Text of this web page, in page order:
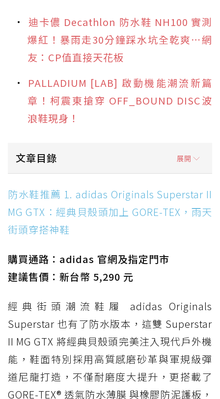
迪卡儂 Decathlon 防水鞋 NH100 實測
爆紅！暴雨走30分鐘踩水坑全乾爽⋯網
友：CP值直接天花板
PALLADIUM [LAB] 啟動機能潮流新篇
章！柯震東搶穿 OFF_BOUND DISC波
浪鞋現身！
文章目錄 展開
防水鞋推薦 1. adidas Originals Superstar II
MG GTX：經典貝殼頭加上 GORE-TEX，雨天街
頭穿搭神鞋
防水鞋推薦 2. New Balance Hierro v9 GORE-
防水鞋推薦 3. Nike Dunk Low GORE-TEX：
經典 Dunk 輪廓加上防水科技，雨天穿搭帥度不
打折
防水鞋推薦 4. ASICS TRABUCO 14 GTX：搭
載 GORE-TEX 隱形貼合科技，全方位防水神鞋
防水鞋推薦 5. Salomon XT-6 GORE-TEX：潮
人必備山系鞋王！防滑、防水與街頭顏值一次攻
頂
防水鞋推薦 6. HOKA Stinson Evo GTX：越野
復刻厚底，GORE-TEX 防水與增高神器一次滿
防水鞋推薦 1. adidas Originals Superstar II
MG GTX：經典貝殼頭加上 GORE-TEX，雨天
街頭穿搭神鞋
購買通路：adidas 官網及指定門市
建議售價：新台幣 5,290 元
經典街頭潮流鞋履 adidas Originals
Superstar 也有了防水版本，這雙 Superstar
II MG GTX 將經典貝殼頭完美注入現代戶外機
能，鞋面特別採用高質感磨砂革與軍規級彈
道尼龍打造，不僅耐磨度大提升，更搭載了
GORE-TEX® 透氣防水薄膜 與橡膠防泥護板，